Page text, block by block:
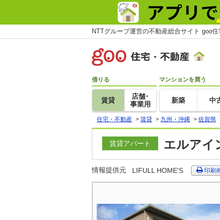
NTTグループ運営の不動産総合サイト goo
借りる
賃貸
店舗･
事業用
マンションを買う
新築 中
住宅・不動産 > 賃貸 > 九州・沖縄 > 佐賀県
賃貸アパート エルアイ
情報提供元 LIFULL HOME'S 印刷